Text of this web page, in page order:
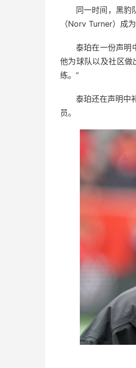
同一时间，黑豹
（Norv Turner）成
泰珀在一份声明
他为球队以及社区做
练。”
泰珀还在声明中
员。